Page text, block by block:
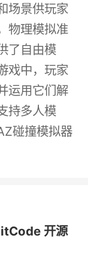
场景供玩家
物理模拟准
了自由模
戏中，玩家
运用它们解
持多人模
碰撞模拟器
开源